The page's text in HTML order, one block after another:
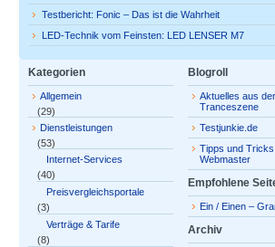
Testbericht: Fonic – Das ist die Wahrheit
LED-Technik vom Feinsten: LED LENSER M7
Kategorien
Allgemein
(29)
Dienstleistungen
(53)
Internet-Services
(40)
Preisvergleichsportale
(3)
Verträge & Tarife
(8)
Blogroll
Aktuelles aus der
Tranceszene
Testjunkie.de
Tipps und
Webmaster
Empfohlene
Ein / Einen –
Archiv